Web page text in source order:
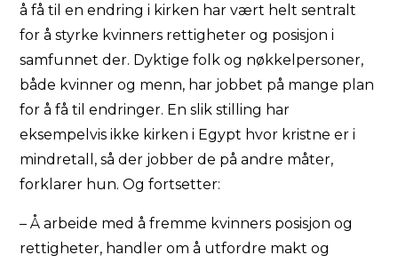
å få til en endring i kirken har vært helt sentralt
for å styrke kvinners rettigheter og posisjon i
samfunnet der. Dyktige folk og nøkkelpersoner,
både kvinner og menn, har jobbet på mange plan
for å få til endringer. En slik stilling har
eksempelvis ikke kirken i Egypt hvor kristne er i
mindretall, så der jobber de på andre måter,
forklarer hun. Og fortsetter:
– Å arbeide med å fremme kvinners posisjon og
rettigheter, handler om å utfordre makt og